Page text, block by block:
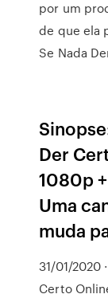
por um
de que ela
Se Nada
Der
1080p
Uma
muda
31/01/2020
Certo